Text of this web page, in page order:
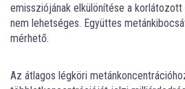
emissziójának elkülönítése a
nem lehetséges. Együttes
mérhető.
Az átlagos légköri